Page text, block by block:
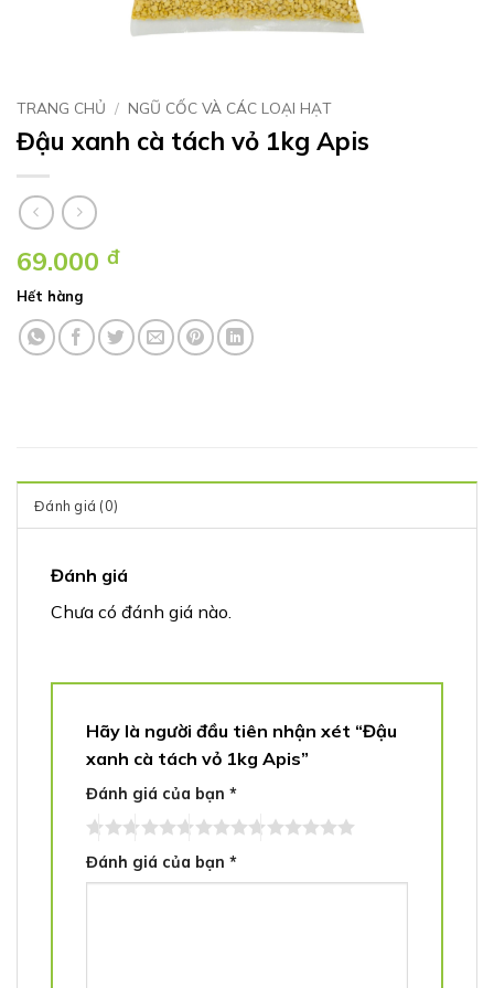
TRANG CHỦ / NGŨ CỐC VÀ CÁC LOẠI HẠT
Đậu xanh cà tách vỏ 1kg Apis
69.000 đ
Hết hàng
Đánh giá (0)
Đánh giá
Chưa có đánh giá nào.
Hãy là người đầu tiên nhận xét “Đậu
xanh cà tách vỏ 1kg Apis”
Đánh giá của bạn *
Đánh giá của bạn *